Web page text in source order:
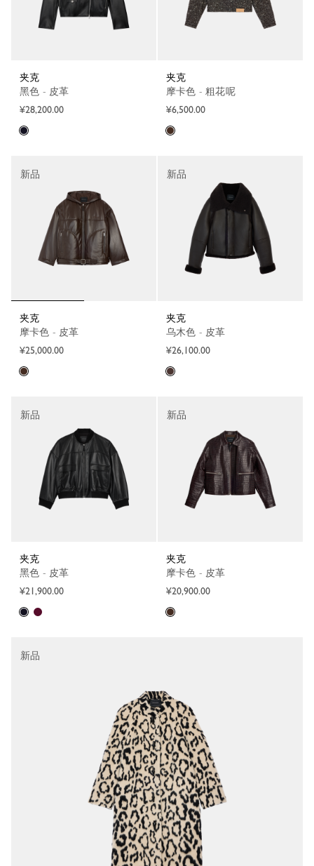
夹克
黑色 - 皮革
¥28,200.00
夹克
摩卡色 - 粗花呢
¥6,500.00
夹克
摩卡色 - 皮革
¥25,000.00
新品
夹克
乌木色 - 皮革
¥26,100.00
新品
夹克
黑色 - 皮革
¥21,900.00
新品
夹克
摩卡色 - 皮革
¥20,900.00
新品
新品